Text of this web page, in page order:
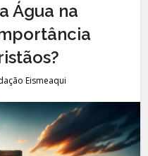
Água na
Eismeaqui